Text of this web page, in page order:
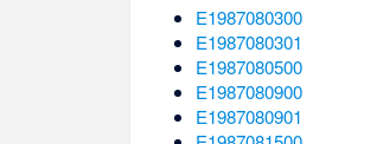
E1987080300
E1987080301
E1987080500
E1987080900
E1987080901